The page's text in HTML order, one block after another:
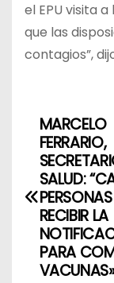
el EPU visita
que las
contagios”,
N
v
MARCELO
FERRARIO,
SALUD:
RECIBIR LA
PARA